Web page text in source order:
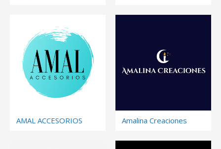
AMAL ACCESORIOS Amalina Creaciones